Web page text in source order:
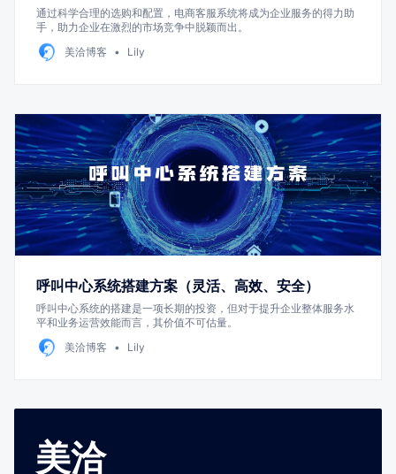
通过科学合理的选购和配置，电商客服系统将成为企业服务的得力助
手，助力企业在激烈的市场竞争中脱颖而出。
美洽博客
Lily
呼叫中心系统搭建方案（灵活、高效、安全）
呼叫中心系统的搭建是一项长期的投资，但对于提升企业整体服务水
平和业务运营效能而言，其价值不可估量。
美洽博客
Lily
美洽